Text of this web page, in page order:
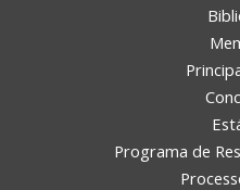
Programa de